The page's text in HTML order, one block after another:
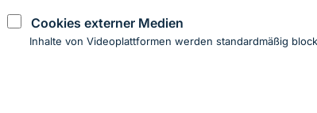
Cookies externer Medien
Inhalte von Videoplattformen werden standardmäßig